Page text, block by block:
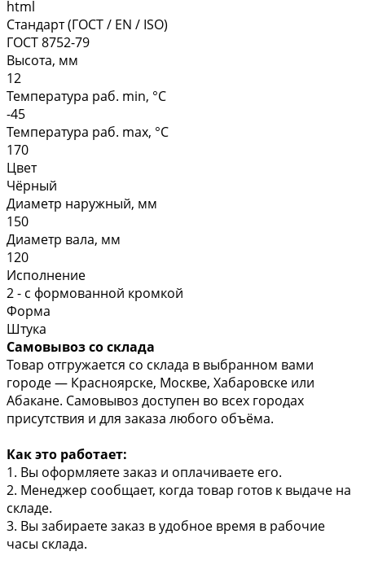
html
Стандарт (ГОСТ / EN / ISO)
ГОСТ 8752-79
Высота, мм
12
Температура раб. min, °C
-45
Температура раб. max, °C
170
Цвет
Чёрный
Диаметр наружный, мм
150
Диаметр вала, мм
120
Исполнение
2 - с формованной кромкой
Форма
Штука
Самовывоз со склада
Товар отгружается со склада в выбранном вами
городе — Красноярске, Москве, Хабаровске или
Абакане. Самовывоз доступен во всех городах
присутствия и для заказа любого объёма.
Как это работает:
1. Вы оформляете заказ и оплачиваете его.
2. Менеджер сообщает, когда товар готов к выдаче на
складе.
3. Вы забираете заказ в удобное время в рабочие
часы склада.